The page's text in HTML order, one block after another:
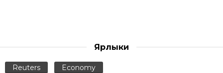
Ярлыки
Reuters Economy